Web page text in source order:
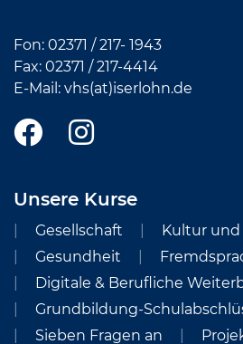
Fon: 02371 / 217- 1943
Fax: 02371 /217-4414
E-Mail: vhs(at)iserlohn.de
Unsere Kurse
Gesellschaft
Kultur und
Gesundheit
Digitale & Berufliche
Grundbildung-
Sieben Fragen an